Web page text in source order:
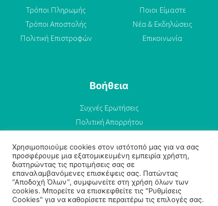
Τρόποι Πληρωμής
Τρόποι Αποστολής
Πολιτική Επιστροφών
Ποιοι Είμαστε
Νέα & Εκδηλώσεις
Επικοινωνία
Βοήθεια
Συχνές Ερωτήσεις
Πολιτική Απορρήτου
Χρησιμοποιούμε cookies στον ιστότοπό μας για να σας
προσφέρουμε μια εξατομικευμένη εμπειρία χρήστη,
διατηρώντας τις προτιμήσεις σας σε
επαναλαμβανόμενες επισκέψεις σας. Πατώντας
“Αποδοχή Όλων”, συμφωνείτε στη χρήση όλων των
cookies. Μπορείτε να επισκεφθείτε τις "Ρυθμίσεις
Cookies" για να καθορίσετε περαιτέρω τις επιλογές σας.